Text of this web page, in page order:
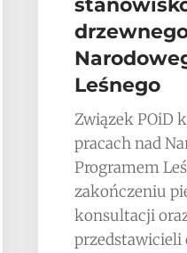
Leśnego
Związek POiD
pracach nad
Programem
zakończeniu
konsultacji
przedstawicieli